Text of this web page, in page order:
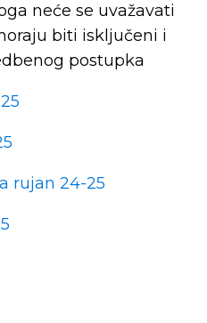
neće se uvažavati
biti isključeni i
postupka
rujan 24-25